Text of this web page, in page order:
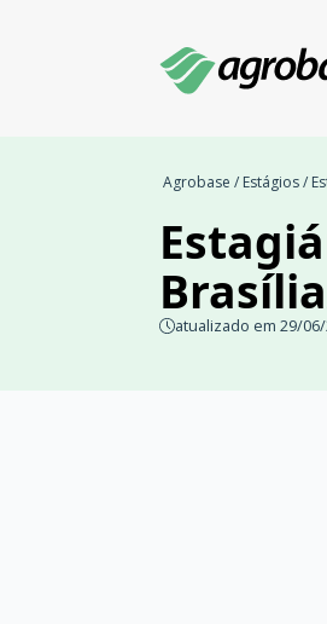
Agrobase / Estágios/
atualizado em 29/